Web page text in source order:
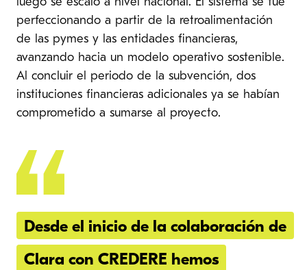
perfeccionando a partir de la retroalimentación
de las pymes y las entidades financieras,
avanzando hacia un modelo operativo sostenible.
Al concluir el periodo de la subvención, dos
instituciones financieras adicionales ya se habían
comprometido a sumarse al proyecto.
Desde el inicio de la colaboración de
Clara con CREDERE hemos